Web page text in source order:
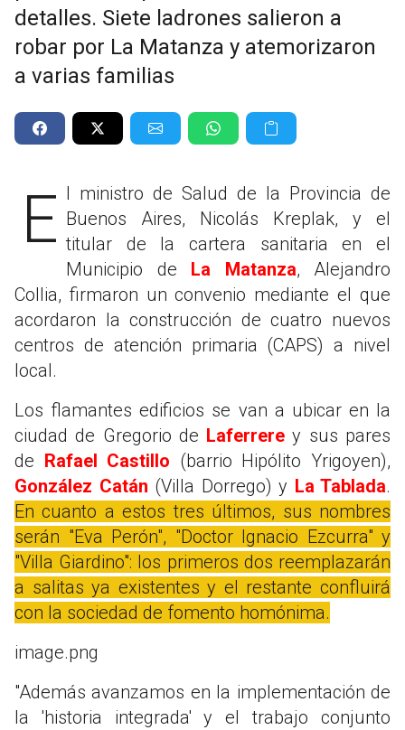
detalles. Siete ladrones salieron a
robar por La Matanza y atemorizaron
a varias familias
El ministro de Salud de la Provincia de Buenos Aires, Nicolás Kreplak, y el
titular de la cartera sanitaria en el
Municipio de La Matanza, Alejandro
Collia, firmaron un convenio mediante el que
acordaron la construcción de cuatro nuevos
centros de atención primaria (CAPS) a nivel
local.
Los flamantes edificios se van a ubicar en la
ciudad de Gregorio de Laferrere y sus pares
de Rafael Castillo (barrio Hipólito Yrigoyen),
González Catán (Villa Dorrego) y La Tablada.
En cuanto a estos tres últimos, sus nombres
serán "Eva Perón", "Doctor Ignacio Ezcurra" y
"Villa Giardino": los primeros dos reemplazarán
a salitas ya existentes y el restante confluirá
con la sociedad de fomento homónima.
image.png
"Además avanzamos en la implementación de
la 'historia integrada' y el trabajo conjunto